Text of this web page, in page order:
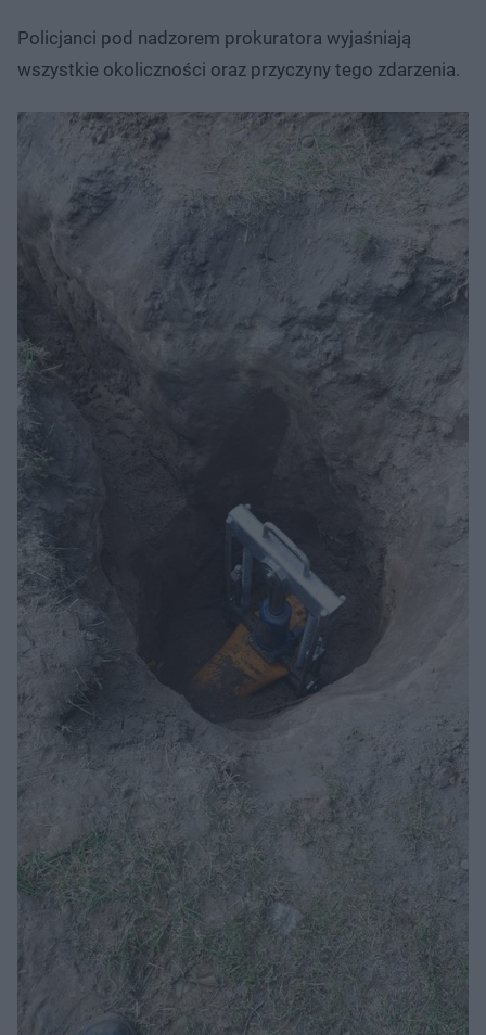
Policjanci pod nadzorem prokuratora wyjaśniają
wszystkie okoliczności oraz przyczyny tego zdarzenia.